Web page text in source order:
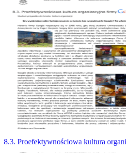
8.3. Proefektywnościowa kultura